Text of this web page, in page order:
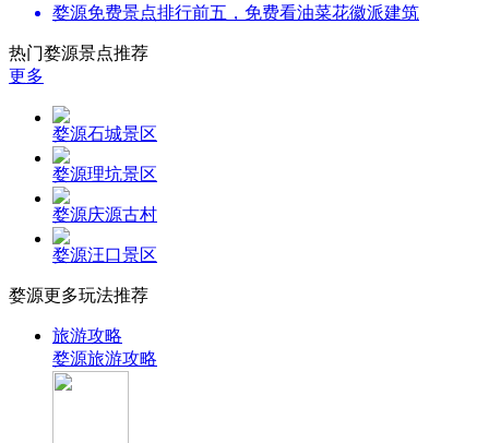
婺源免费景点排行前五，免费看油菜花徽派建筑
热门婺源景点推荐
更多
婺源石城景区
婺源理坑景区
婺源庆源古村
婺源汪口景区
婺源更多玩法推荐
旅游攻略
婺源旅游攻略